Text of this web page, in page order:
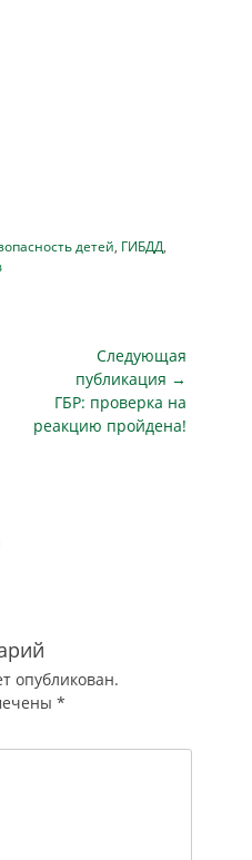
детей, ГИБДД,
Следующая
публикация →
Следующая
публикация
ГБР: проверка на
реакцию пройдена!
опубликован.
*